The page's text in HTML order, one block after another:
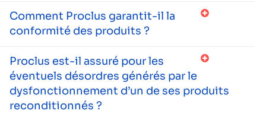
Comment Proclus garantit-il la
conformité des produits ?
Proclus est-il assuré pour les
éventuels désordres générés par le
dysfonctionnement d’un de ses produits
reconditionnés ?